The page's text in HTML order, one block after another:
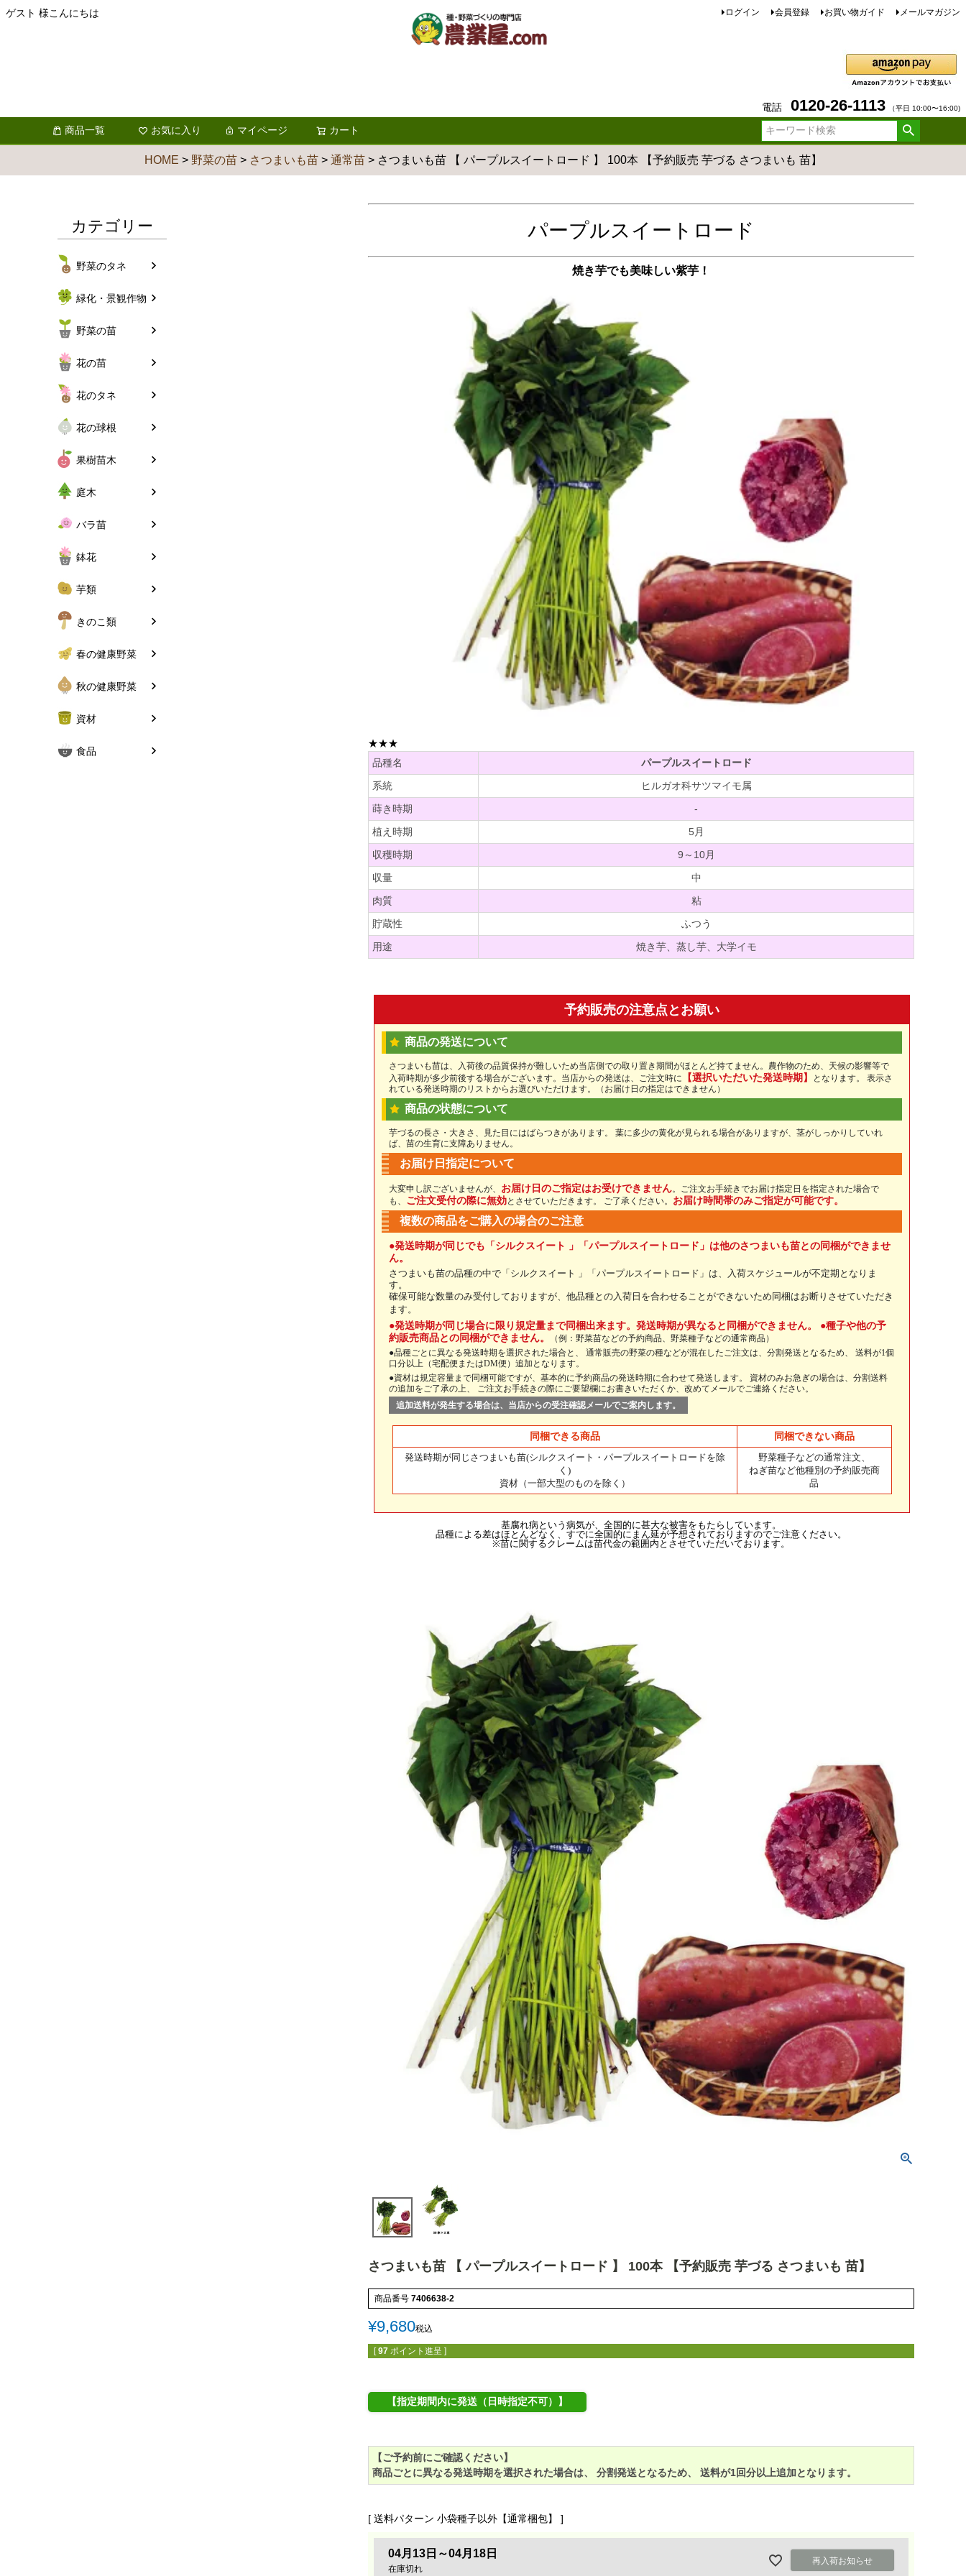
ゲスト 様こんにちは ログイン 会員登録 お買い物ガイド メールマガジン
電話 0120-26-1113 （平日 10:00〜16:00)
商品一覧 お気に入り マイページ カート
HOME 野菜の苗 さつまいも苗 通常苗 さつまいも苗 【 パープルスイートロード 】 100本 【予約販売 芋づる さつまいも 苗】
カテゴリー
野菜のタネ
緑化・景観作物
野菜の苗
花の苗
花のタネ
花の球根
果樹苗木
庭木
バラ苗
鉢花
芋類
きのこ類
春の健康野菜
秋の健康野菜
資材
食品
パープルスイートロード
焼き芋でも美味しい紫芋！
★★★
品種名
パープルスイートロード
系統
ヒルガオ科サツマイモ属
蒔き時期
-
植え時期
5月
収穫時期
9～10月
収量
中
肉質
粘
貯蔵性
ふつう
用途
焼き芋、蒸し芋、大学イモ
さつまいも苗 【 パープルスイートロード 】 100本 【予約販売 芋づる さつまいも 苗】
商品番号 7406638-2
¥9,680税込
[ 97 ポイント進呈 ]
【指定期間内に発送（日時指定不可）】
【ご予約前にご確認ください】
商品ごとに異なる発送時期を選択された場合は、 分割発送となるため、 送料が1回分以上追加となります。
送料パターン 小袋種子以外【通常梱包】
04月13日～04月18日
在庫切れ
再入荷お知らせ